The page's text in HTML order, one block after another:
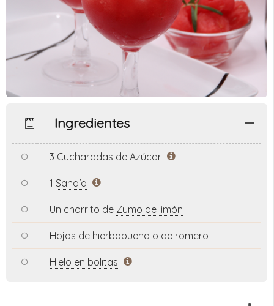
Ingredientes
3 Cucharadas de Azúcar
1 Sandía
Un chorrito de Zumo de limón
Hojas de hierbabuena o de romero
Hielo en bolitas